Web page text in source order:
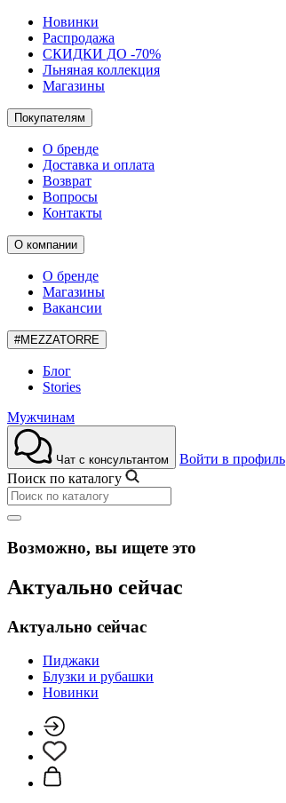
Новинки
Распродажа
СКИДКИ ДО -70%
Льняная коллекция
Магазины
Покупателям
О бренде
Доставка и оплата
Возврат
Вопросы
Контакты
О компании
О бренде
Магазины
Вакансии
#MEZZATORRE
Блог
Stories
Мужчинам
Чат с консультантом
Войти в профиль
Поиск по каталогу
Возможно, вы ищете это
Актуально сейчас
Актуально сейчас
Пиджаки
Блузки и рубашки
Новинки